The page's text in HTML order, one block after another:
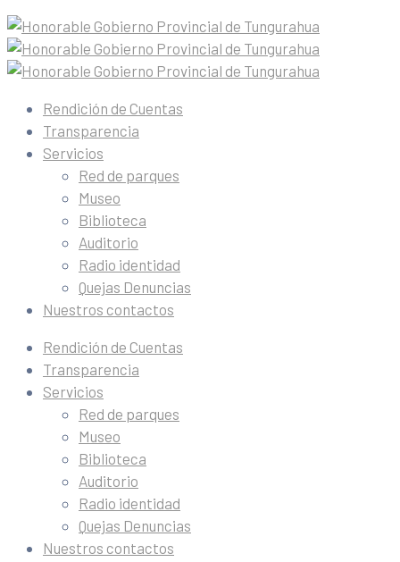
Rendición de Cuentas
Transparencia
Servicios
Red de parques
Museo
Biblioteca
Auditorio
Radio identidad
Quejas Denuncias
Nuestros contactos
Rendición de Cuentas
Transparencia
Servicios
Red de parques
Museo
Biblioteca
Auditorio
Radio identidad
Quejas Denuncias
Nuestros contactos